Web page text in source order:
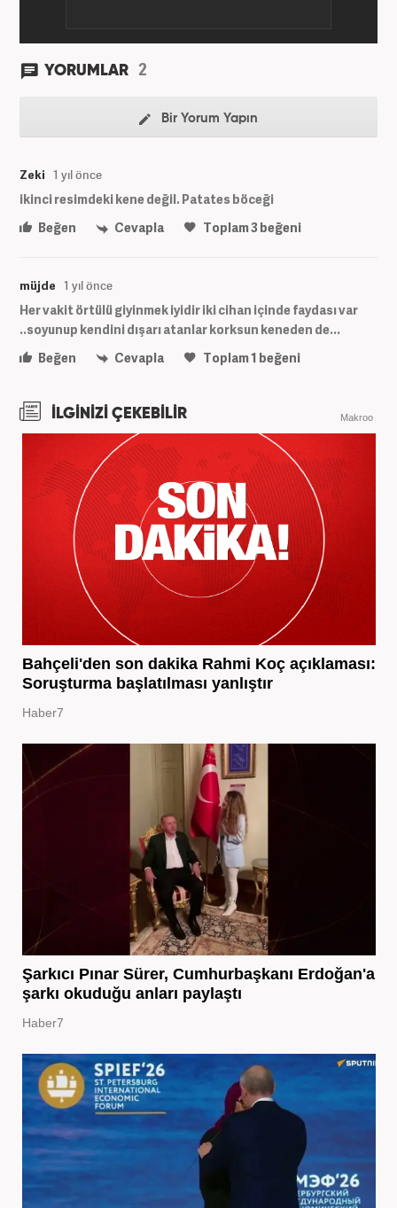
YORUMLAR 2
Bir Yorum Yapın
Zeki 1 yıl önce
ikinci resimdeki kene değil. Patates böceği
Beğen
Cevapla Toplam3beğeni
müjde 1 yıl önce
Her vakit örtülü giyinmek iyidir iki cihan içinde faydası var
..soyunup kendini dışarı atanlar korksun keneden de...
Beğen
Cevapla Toplam1 beğeni
İLGİNİZİ ÇEKEBİLİR Makroo
Bahçeli'den son dakika Rahmi Koç açıklaması:
Soruşturma başlatılması yanlıştır
Haber7
Şarkıcı Pınar Sürer, Cumhurbaşkanı Erdoğan'a
şarkı okuduğu anları paylaştı
Haber7